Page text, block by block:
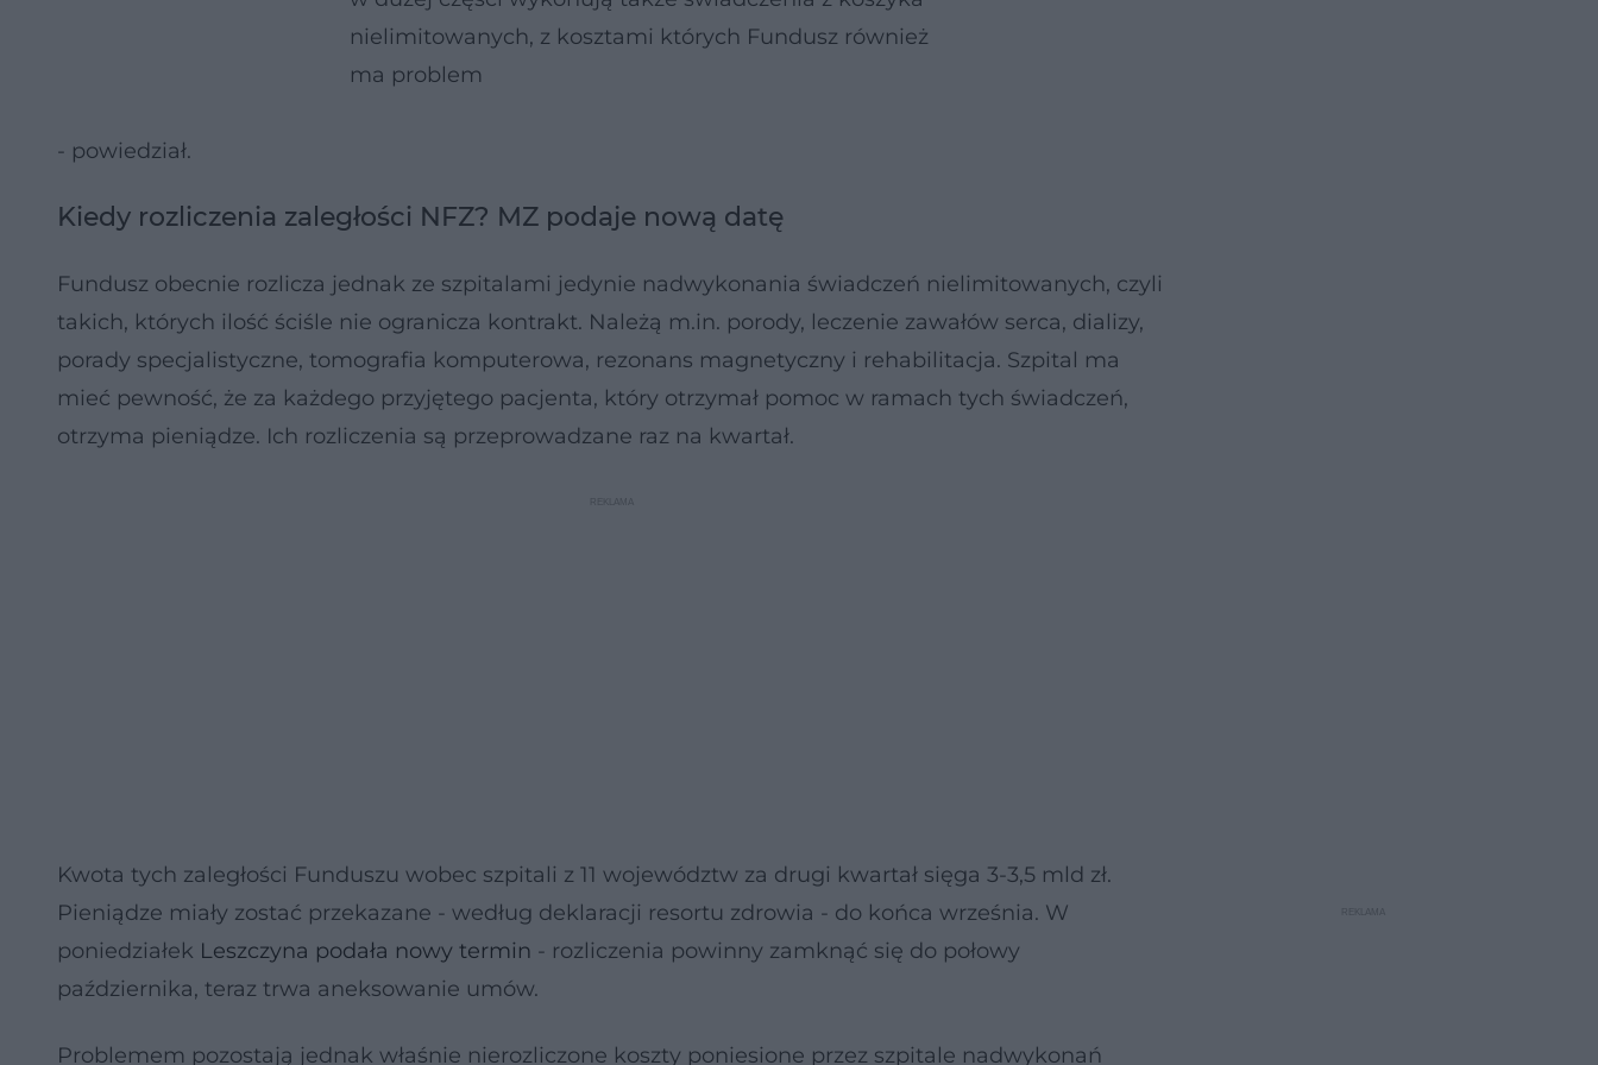
nielimitowanych, z kosztami których Fundusz również
ma problem
- powiedział.
Kiedy rozliczenia zaległości NFZ? MZ podaje nową datę
Fundusz obecnie rozlicza jednak ze szpitalami jedynie nadwykonania świadczeń nielimitowanych, czyli
takich, których ilość ściśle nie ogranicza kontrakt. Należą m.in. porody, leczenie zawałów serca, dializy,
porady specjalistyczne, tomografia komputerowa, rezonans magnetyczny i rehabilitacja. Szpital ma
mieć pewność, że za każdego przyjętego pacjenta, który otrzymał pomoc w ramach tych świadczeń,
otrzyma pieniądze. Ich rozliczenia są przeprowadzane raz na kwartał.
Kwota tych zaległości Funduszu wobec szpitali z 11 województw za drugi kwartał sięga 3-3,5 mld zł.
Pieniądze miały zostać przekazane - według deklaracji resortu zdrowia - do końca września. W
poniedziałek Leszczyna podała nowy termin - rozliczenia powinny zamknąć się do połowy
października, teraz trwa aneksowanie umów.
Problemem pozostają jednak właśnie nierozliczone koszty poniesione przez szpitale nadwykonań